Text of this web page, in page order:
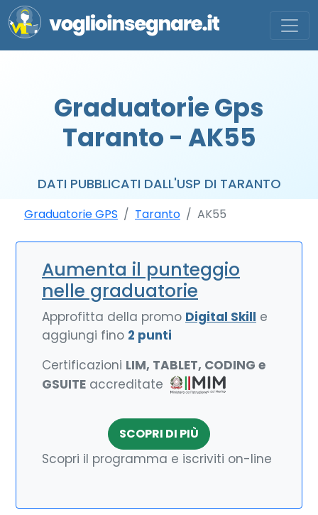
Graduatorie Gps
Taranto - AK55
DATI PUBBLICATI DALL'USP DI TARANTO
Graduatorie GPS Taranto AK55
Aumenta il punteggio
nelle graduatorie
Approfitta della promo Digital Skill e
aggiungi fino 2 punti
Certificazioni LIM, TABLET, CODING e
GSUITE accreditate
SCOPRI DI PIÙ
Scopri il programma e iscriviti on-line